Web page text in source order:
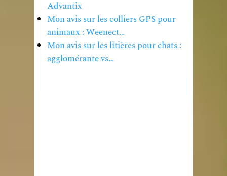
Advantix
Mon avis sur les colliers GPS pour
animaux : Weenect…
Mon avis sur les litières pour chats :
agglomérante vs…